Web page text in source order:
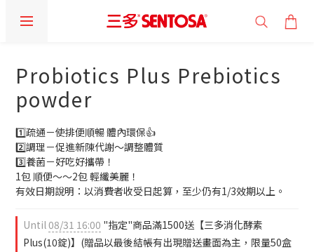
Probiotics Plus Prebiotics
powder
1️⃣疏通－使排便順暢 體內環保👍
2️⃣調理－促進新陳代謝～調整體質
3️⃣養菌－好吃好攜帶！
1包 順便～～2包 輕纖美麗！
有效日期說明：以消費者收受日起算，至少仍有1/3效期以上。
Until08/31 16:00 "指定"商品滿1500送【三多消化酵素
Plus(10錠)】(贈品以最後結帳有出現贈送畫面為主，限量50盒